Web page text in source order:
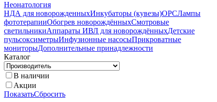
Неонатология
НДА для новорожденныхИнкубаторы (кувезы)ОРСЛампы
фототерапииОбогрев новорождённыхСмотровые
светильникиАппараты ИВЛ для новорождённыхДетские
пульсоксиметрыИнфузионные насосыПрикроватные
мониторыДополнительные принадлежности
Каталог
В наличии
Акции
ПоказатьСбросить